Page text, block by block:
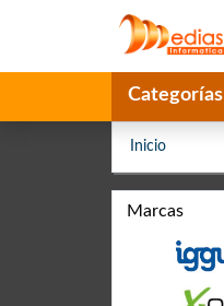
Categorías
Inicio
Marcas